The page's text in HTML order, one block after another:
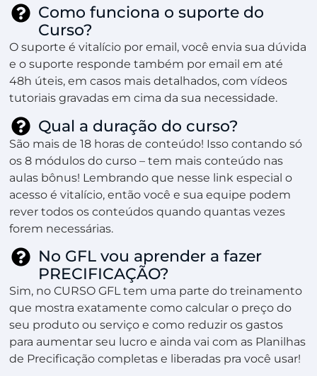
Como funciona o suporte do
Curso?
O suporte é vitalício por email, você envia sua dúvida
e o suporte responde também por email em até
48h úteis, em casos mais detalhados, com vídeos
tutoriais gravadas em cima da sua necessidade.
Qual a duração do curso?
São mais de 18 horas de conteúdo! Isso contando só
os 8 módulos do curso – tem mais conteúdo nas
aulas bônus! Lembrando que nesse link especial o
acesso é vitalício, então você e sua equipe podem
rever todos os conteúdos quando quantas vezes
forem necessárias.
No GFL vou aprender a fazer
PRECIFICAÇÃO?
Sim, no CURSO GFL tem uma parte do treinamento
que mostra exatamente como calcular o preço do
seu produto ou serviço e como reduzir os gastos
para aumentar seu lucro e ainda vai com as Planilhas
de Precificação completas e liberadas pra você usar!